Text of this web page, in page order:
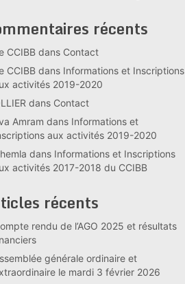
récents
CCIBB dans Contact
CCIBB dans Informations et Inscriptions
activités 2019-2020
dans Contact
Amram dans Informations et
aux activités 2019-2020
dans Informations et Inscriptions
activités 2017-2018 du CCIBB
récents
rendu de l’AGO 2025 et résultats
générale ordinaire et
le mardi 3 février 2026